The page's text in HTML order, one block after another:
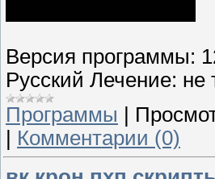
Версия программы:
Русский Лечение: не
Программы
Комментарии (0)